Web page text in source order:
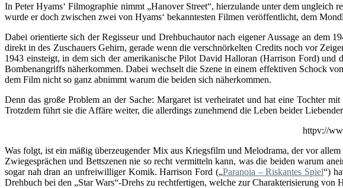
In Peter Hyams‘ Filmographie nimmt „Hanover Street“, hierzulande unter dem ungleich
wurde er doch zwischen zwei von Hyams‘ bekanntesten Filmen veröffentlicht, dem
Dabei orientierte sich der Regisseur und Drehbuchautor nach eigener Aussage an dem
direkt in des Zuschauers Gehirn, gerade wenn die verschnörkelten Credits noch vor
1943 einsteigt, in dem sich der amerikanische Pilot David Halloran (Harrison Ford)
Bombenangriffs näherkommen. Dabei wechselt die Szene in einem effektiven Schock
dem Film nicht so ganz abnimmt warum die beiden sich näherkommen.
Denn das große Problem an der Sache: Margaret ist verheiratet und hat eine Tochter
Trotzdem führt sie die Affäre weiter, die allerdings zunehmend die Leben beider
httpv://
Was folgt, ist ein mäßig überzeugender Mix aus Kriegsfilm und Melodrama, der vor
Zwiegesprächen und Bettszenen nie so recht vermitteln kann, was die beiden warum
sogar nah dran an unfreiwilliger Komik. Harrison Ford („Paranoia – Riskantes Spiel“)
Drehbuch bei den „Star Wars“-Drehs zu rechtfertigen, welche zur Charakterisierung